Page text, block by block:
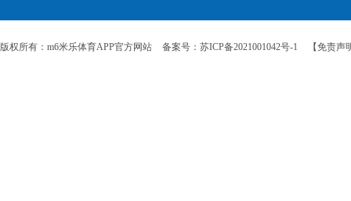
版权所有：m6米乐体育APP官方网站 备案号：苏ICP备2021001042号-1 【免责声